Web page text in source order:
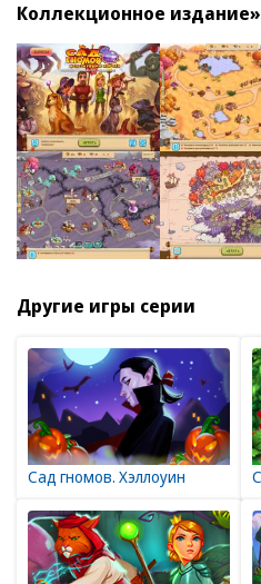
Коллекционное издание»
Другие игры серии
Сад гномов. Хэллоуин